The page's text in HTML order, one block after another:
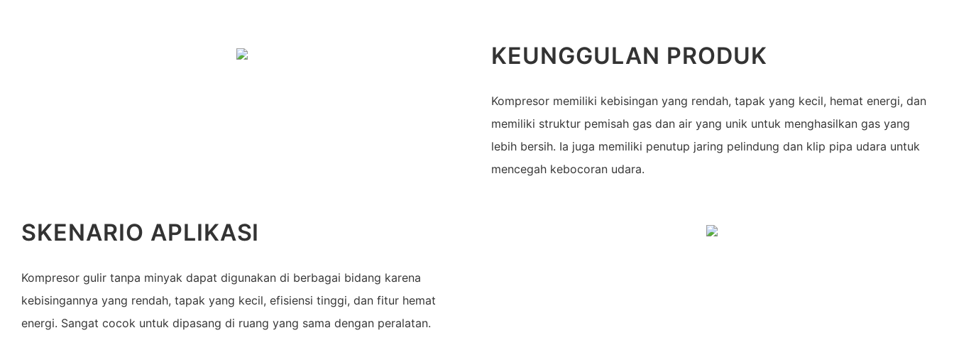
KEUNGGULAN PRODUK
Kompresor memiliki kebisingan yang rendah, tapak yang kecil, hemat energi, dan
memiliki struktur pemisah gas dan air yang unik untuk menghasilkan gas yang
lebih bersih. Ia juga memiliki penutup jaring pelindung dan klip pipa udara untuk
mencegah kebocoran udara.
SKENARIO APLIKASI
Kompresor gulir tanpa minyak dapat digunakan di berbagai bidang karena
kebisingannya yang rendah, tapak yang kecil, efisiensi tinggi, dan fitur hemat
energi. Sangat cocok untuk dipasang di ruang yang sama dengan peralatan.